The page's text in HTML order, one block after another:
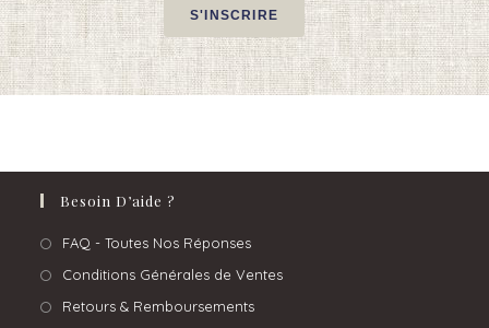
Besoin D’aide ?
FAQ - Toutes Nos Réponses
Conditions Générales de Ventes
Retours & Remboursements